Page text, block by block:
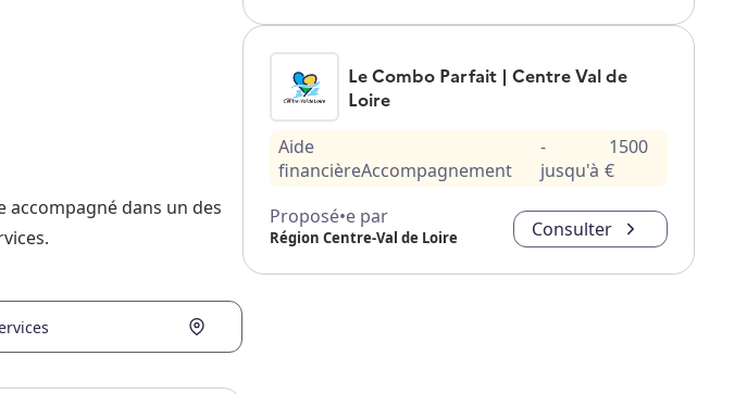
dans un des
Le Combo Parfait | Centre Val de
Loire
Aide
financièreAccompagnement
-
jusqu'à
1500
€
Proposé•e par
Région Centre-Val de Loire Consulter